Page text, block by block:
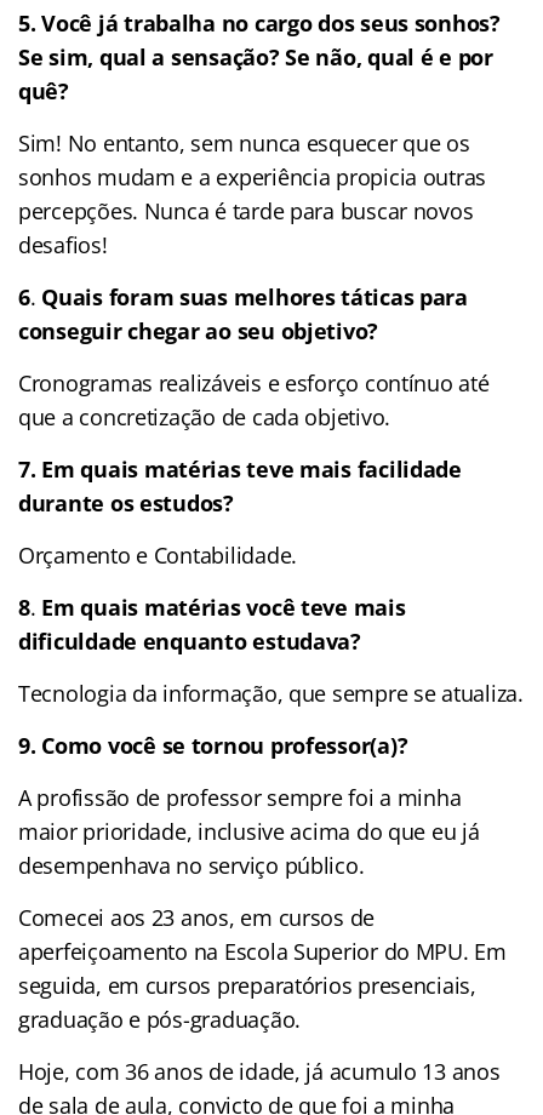
5.Você já trabalha no cargo dos seus sonhos?
Se sim, qual a sensação? Se não, qual é e por
quê?
Sim! No entanto, sem nunca esquecer que os
sonhos mudam e a experiência propicia outras
percepções. Nunca é tarde para buscar novos
desafios!
6. Quais foram suas melhores táticas para
conseguir chegar ao seu objetivo?
Cronogramas realizáveis e esforço contínuo até
que a concretização de cada objetivo.
7. Em quais matérias teve mais facilidade
durante os estudos?
Orçamento e Contabilidade.
8. Em quais matérias você teve mais
dificuldade enquanto estudava?
Tecnologia da informação, que sempre se atualiza.
9. Como você se tornou professor(a)?
A profissão de professor sempre foi a minha
maior prioridade, inclusive acima do que eu já
desempenhava no serviço público.
Comecei aos 23 anos, em cursos de
aperfeiçoamento na Escola Superior do MPU. Em
seguida, em cursos preparatórios presenciais,
graduação e pós-graduação.
Hoje, com 36 anos de idade, já acumulo 13 anos
de sala de aula, convicto de que foi a minha